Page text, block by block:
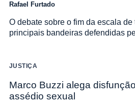
Rafael Furtado
O debate sobre o fim da escala
principais bandeiras defendidas
JUSTIÇA
Marco Buzzi alega
assédio sexual